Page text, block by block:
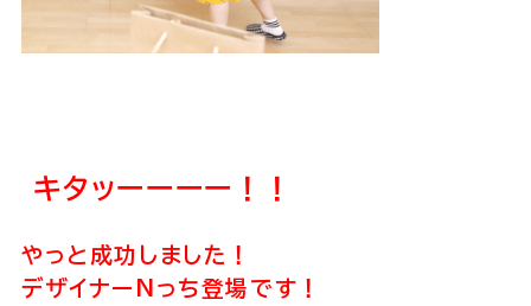
キタッーーーー！！
やっと成功しました！
デザイナーNっち登場です！